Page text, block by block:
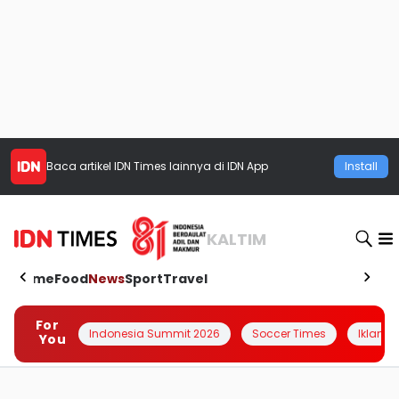
Baca artikel IDN Times lainnya di IDN App Install
KALTIM
HomeFoodNewsSportTravel
For
You
Indonesia Summit 2026 Soccer Times Iklanin